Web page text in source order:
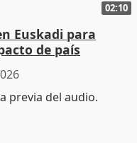
02:10
Euskadi para
de país